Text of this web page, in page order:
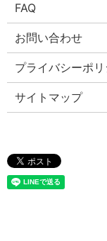
FAQ
お問い合わせ
プライバシーポ
サイトマップ